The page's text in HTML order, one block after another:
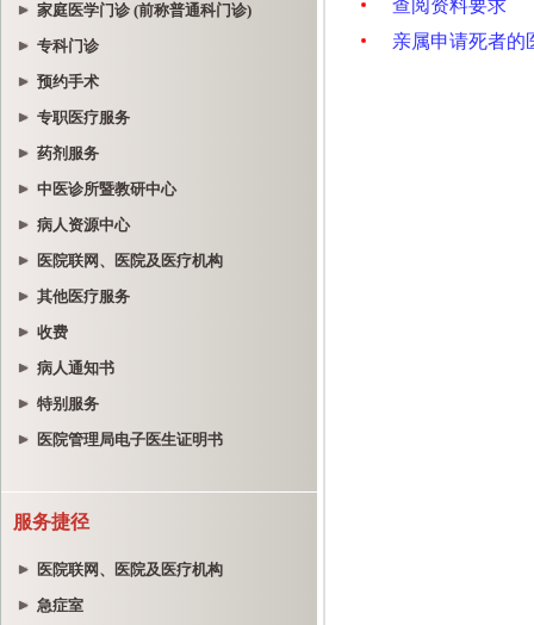
家庭医学门诊 (前称普通科门诊)
专科门诊
预约手术
专职医疗服务
药剂服务
中医诊所暨教研中心
病人资源中心
医院联网、医院及医疗机构
其他医疗服务
收费
病人通知书
特别服务
医院管理局电子医生证明书
服务捷径
医院联网、医院及医疗机构
急症室